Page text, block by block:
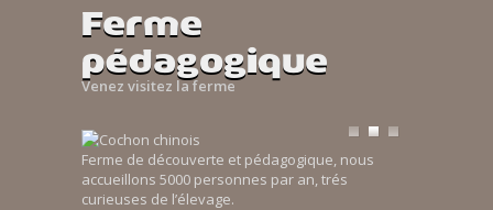
Ferme
pédagogique
Venez visitez la ferme
Ferme de découverte et pédagogique, nous
accueillons 5000 personnes par an, trés
curieuses de l’élevage.